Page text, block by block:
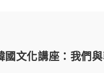
國文化講座：我們